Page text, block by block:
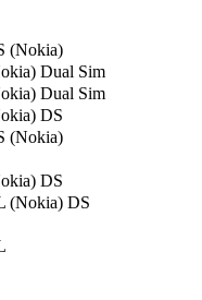
(Nokia)
Dual Sim
Dual Sim
DS
(Nokia)
DS
(Nokia) DS